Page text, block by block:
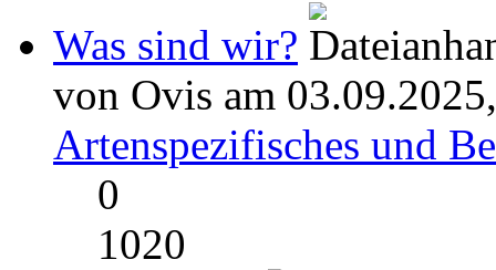
Was sind wir?
von Ovis am
Artenspezifisches und
0
1020